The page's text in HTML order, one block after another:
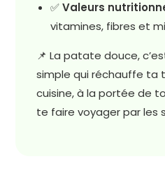
✅Valeurs
vitamines, fibres et
📌 La patate douce,
simple qui réchauffe ta
cuisine, à la portée de
te faire voyager par les